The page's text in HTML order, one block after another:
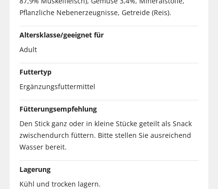
Pflanzliche Nebenerzeugnisse, Getreide (Reis).
Altersklasse/geeignet für
Adult
Futtertyp
Ergänzungsfuttermittel
Fütterungsempfehlung
Den Stick ganz oder in kleine Stücke geteilt als Snack
zwischendurch füttern. Bitte stellen Sie ausreichend
Wasser bereit.
Lagerung
Kühl und trocken lagern.